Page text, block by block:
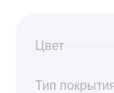
Цвет
Тип